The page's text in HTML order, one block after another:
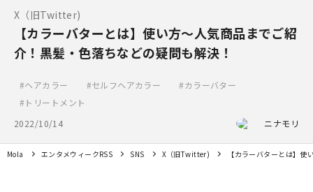
X（旧Twitter)
【カラーバターとは】使い方～人気商品までご紹
介！黒髪・色落ちなどの疑問も解決！
ヘアカラー セルフヘアカラー
カラーバター
トリートメント
2022/10/14
ニナモリ
Mola エンタメウィークRSS SNS X（旧Twitter) 【カラーバターとは】